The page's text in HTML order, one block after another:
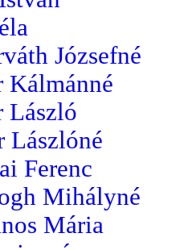
Józsefné
Kálmánné
László
Lászlóné
Ferenc
Mihályné
Mária